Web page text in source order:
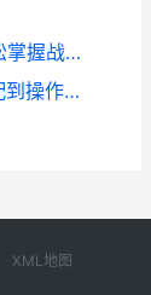
异度之刃2 Kos-Mos攻略详解，让你轻松掌握战斗技巧
阴阳师天魔焰通关技巧详解，从阵容搭配到操作心得全都有！
XML地图